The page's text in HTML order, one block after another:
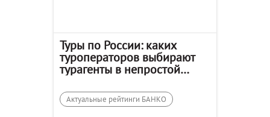
Туры по России: каких
туроператоров выбирают
турагенты в непростой
Актуальные рейтинги БАНКО